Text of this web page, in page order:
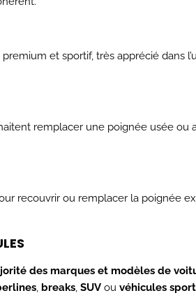
et sportif, très apprécié dans
remplacer une poignée usée ou
recouvrir ou remplacer la poignée
des marques et modèles de
, breaks, SUV ou véhicules